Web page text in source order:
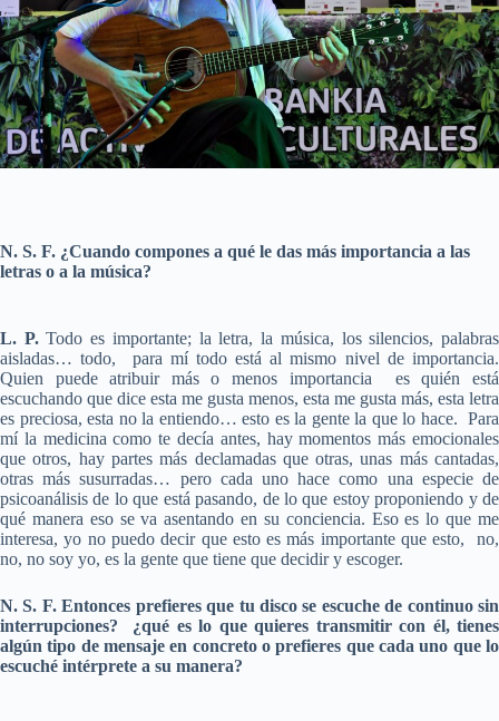
N. S. F. ¿Cuando compones a qué le das más importancia a las
letras o a la música?
L. P.Todo es importante; la letra, la música, los silencios, palabras
aisladas… todo, para mí todo está al mismo nivel de importancia.
Quien puede atribuir más o menos importancia es quién está
escuchando que dice esta me gusta menos, esta me gusta más, esta letra
es preciosa, esta no la entiendo… esto es la gente la que lo hace. Para
mí la medicina como te decía antes, hay momentos más emocionales
que otros, hay partes más declamadas que otras, unas más cantadas,
otras más susurradas… pero cada uno hace como una especie de
psicoanálisis de lo que está pasando, de lo que estoy proponiendo y de
qué manera eso se va asentando en su conciencia. Eso es lo que me
interesa, yo no puedo decir que esto es más importante que esto, no,
no, no soy yo, es la gente que tiene que decidir y escoger.
N. S. F. Entonces prefieres que tu disco se escuche de continuo sin
interrupciones? ¿qué es lo que quieres transmitir con él, tienes
algún tipo de mensaje en concreto o prefieres que cada uno que lo
escuché intérprete a su manera?